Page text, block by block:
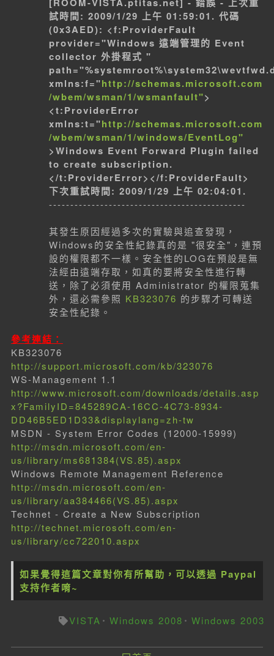
試時間: 2009/1/29 上午 01:59:01. 代碼
(0x3AED): <f:ProviderFault
provider="Windows 遠端管理的 Event
collector 外掛程式 "
xmlns:f="http://schemas.microsoft.com
/wbem/wsman/1/wsmanfault">
<t:ProviderError
xmlns:t="http://schemas.microsoft.com
/wbem/wsman/1/windows/EventLog"
>Windows Event Forward Plugin failed
to create subscription.
</t:ProviderError></f:ProviderFault>
下次重試時間: 2009/1/29 上午 02:04:01.
----------------------------------------------
其發生原因經過多次的實驗與追查發現，
Windows的安全性紀錄真的是 "很安全"，連預
設的權限都不一樣。安全性的LOG在預設是無
法經由遠端存取，如真的要將安全性進行轉
送，除了必須使用 Administrator 的權限蒐集
外，還必需參照 KB323076 的步驟才可轉送
安全性紀錄。
參考連結：
KB323076
http://support.microsoft.com/kb/323076
WS-Management 1.1
http://www.microsoft.com/downloads/details.asp
x?FamilyID=845289CA-16CC-4C73-8934-
DD46B5ED1D33&displaylang=zh-tw
MSDN - System Error Codes (12000-15999)
http://msdn.microsoft.com/en-
us/library/ms681384(VS.85).aspx
Windows Remote Management Reference
http://msdn.microsoft.com/en-
us/library/aa384466(VS.85).aspx
Technet - Create a New Subscription
http://technet.microsoft.com/en-
us/library/cc722010.aspx
如果覺得這篇文章對你有所幫助，可以透過 Paypal
支持作者唷~
VISTA Windows 2008 Windows 2003